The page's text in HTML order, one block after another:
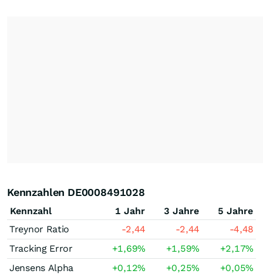
Kennzahlen DE0008491028
Kennzahl 1 Jahr 3 Jahre
5 Jahre
Treynor Ratio
-2,44 -2,44
-4,48
Tracking Error
+1,69% +1,59% +2,17%
Jensens Alpha
+0,12% +0,25% +0,05%